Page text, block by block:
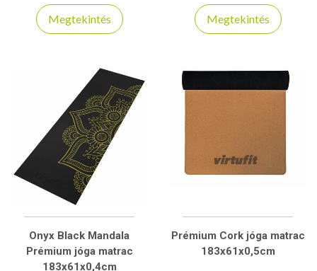
Megtekintés
vastag - 6P- és latexmentes
Megtekintés
Onyx Black Mandala
Prémium jóga matrac
183x61x0,4cm
Prémium Cork jóga matrac
183x61x0,5cm